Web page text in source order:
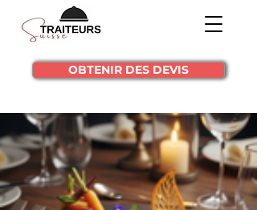
OBTENIR DES DEVIS